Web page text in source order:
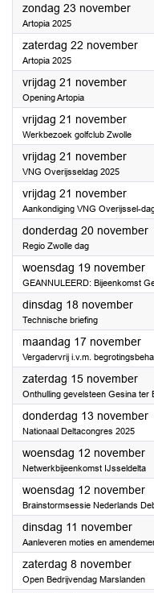
zondag 23 november2025
Artopia 2025
zaterdag 22 november
Artopia 2025
vrijdag 21 november2025
Opening Artopia
vrijdag 21 november2025
Werkbezoek golfclub Zwolle
vrijdag 21 november2025
VNG Overijsseldag 2025
vrijdag 21 november2025
Aankondiging VNG Overijssel-
donderdag 20 november
Regio Zwolle dag
woensdag 19 november
GEANNULEERD: Bijeenkomst
dinsdag 18 november2025
Technische briefing
maandag 17 november
Vergadervrij i.v.m.
zaterdag 15 november
Onthulling gevelsteen Gesina ter
donderdag 13 november
Nationaal Deltacongres 2025
woensdag 12 november
Netwerkbijeenkomst IJsseldelta
woensdag 12 november
Brainstormsessie Nederlands
dinsdag 11 november2025
Aanleveren moties en
zaterdag 8 november2025
Open Bedrijvendag Marslanden